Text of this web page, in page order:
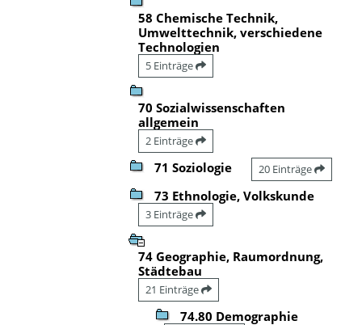
58 Chemische Technik,
Umwelttechnik, verschiedene
Technologien
5 Einträge
70 Sozialwissenschaften
allgemein
2 Einträge
71 Soziologie 20 Einträge
73 Ethnologie, Volkskunde
3 Einträge
74 Geographie, Raumordnung,
Städtebau
21 Einträge
74.80 Demographie